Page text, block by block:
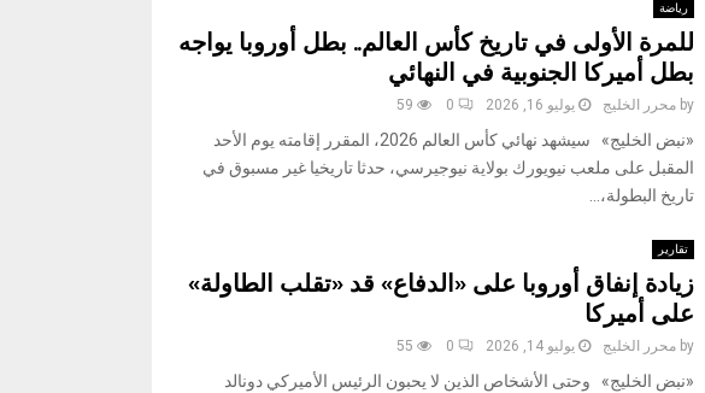
رياضة
للمرة الأولى في تاريخ كأس العالم.. بطل أوروبا يواجه
بطل أميركا الجنوبية في النهائي
by محرر الخليج يوليو 16, 2026 0
59
«نبض الخليج» سيشهد نهائي كأس العالم 2026، المقرر إقامته يوم الأحد
المقبل على ملعب نيويورك بولاية نيوجيرسي، حدثا تاريخيا غير مسبوق في
تاريخ البطولة،...
تقارير
زيادة إنفاق أوروبا على «الدفاع» قد «تقلب الطاولة»
على أميركا
by محرر الخليج يوليو 14, 2026 0
55
«نبض الخليج» وحتى الأشخاص الذين لا يحبون الرئيس الأميركي دونالد